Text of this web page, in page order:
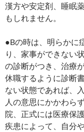
漢方や安定剤、睡眠
もしれません。
●Bの時は、明らかに
り、家事ができない
の診断がつき、治療
休職するように診断
ない状態であれば、
人の意思にかかわら
院、正式には医療保
疾患によって、自分